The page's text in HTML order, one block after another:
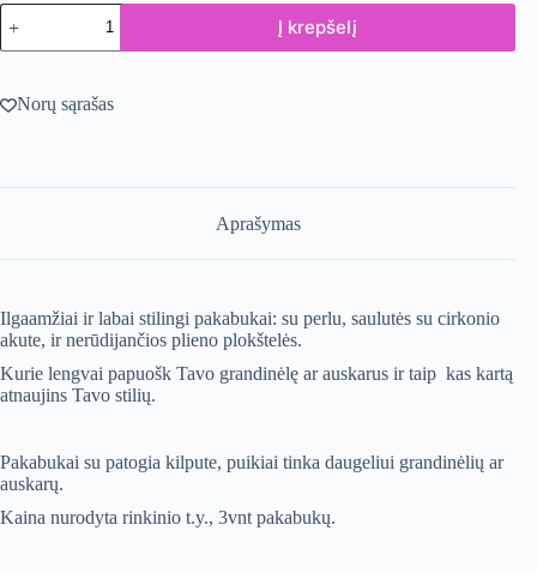
produkto
kiekis:
Pakabukų
"Perlai,
Saulutė
Į krepšelį
Norų sąrašas
Aprašymas
Ilgaamžiai ir labai stilingi pakabukai: su perlu, saulutės su cirkonio
akute, ir nerūdijančios plieno plokštelės.
Kurie lengvai papuošk Tavo grandinėlę ar auskarus ir taip kas kartą
atnaujins Tavo stilių.
Pakabukai su patogia kilpute, puikiai tinka daugeliui grandinėlių ar
auskarų.
Kaina nurodyta rinkinio t.y., 3vnt pakabukų.